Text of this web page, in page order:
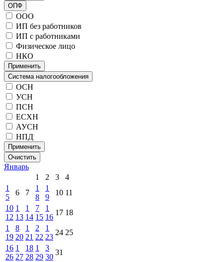
ОПФ
ООО
ИП без работников
ИП с работниками
Физическое лицо
НКО
Применить
Система налогообложения
ОСН
УСН
ПСН
ЕСХН
АУСН
НПД
Применить
Очистить
Январь
1
2 3
4
1
5
6 7
1
8
1
9
10 11
10
12
1
13
1
14
7
15
1
16
17 18
1
19
8
20
1
21
2
22
1
23
24 25
16
26
1
27
18
28
1
29
3
30
31